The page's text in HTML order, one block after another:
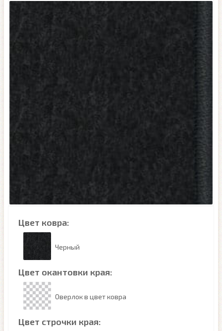
Цвет ковра:
Черный
Цвет окантовки края:
Оверлок в цвет ковра
Цвет строчки края: